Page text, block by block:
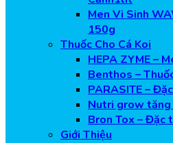
Men Vi Sinh
150g
Thuốc Cho Cá Koi
HEPA ZYME –
Benthos –
PARASITE –
Nutri grow
Bron Tox – Đặc
Giới Thiệu